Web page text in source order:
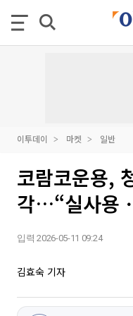
이투데이 마켓 일반
코람코운용,
각…“실사용
입력 2026-05-11 09:24
김효숙 기자